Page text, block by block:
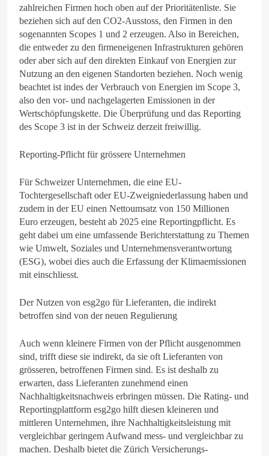
zahlreichen Firmen hoch oben auf der Prioritätenliste. Sie
beziehen sich auf den CO2-Ausstoss, den Firmen in den
sogenannten Scopes 1 und 2 erzeugen. Also in Bereichen,
die entweder zu den firmeneigenen Infrastrukturen gehören
oder aber sich auf den direkten Einkauf von Energien zur
Nutzung an den eigenen Standorten beziehen. Noch wenig
beachtet ist indes der Verbrauch von Energien im Scope 3,
also den vor- und nachgelagerten Emissionen in der
Wertschöpfungskette. Die Überprüfung und das Reporting
des Scope 3 ist in der Schweiz derzeit freiwillig.
Reporting-Pflicht für grössere Unternehmen
Für Schweizer Unternehmen, die eine EU-
Tochtergesellschaft oder EU-Zweigniederlassung haben und
zudem in der EU einen Nettoumsatz von 150 Millionen
Euro erzeugen, besteht ab 2025 eine Reportingpflicht. Es
geht dabei um eine umfassende Berichterstattung zu Themen
wie Umwelt, Soziales und Unternehmensverantwortung
(ESG), wobei dies auch die Erfassung der Klimaemissionen
mit einschliesst.
Der Nutzen von esg2go für Lieferanten, die indirekt
betroffen sind von der neuen Regulierung
Auch wenn kleinere Firmen von der Pflicht ausgenommen
sind, trifft diese sie indirekt, da sie oft Lieferanten von
grösseren, betroffenen Firmen sind. Es ist deshalb zu
erwarten, dass Lieferanten zunehmend einen
Nachhaltigkeitsnachweis erbringen müssen. Die Rating- und
Reportingplattform esg2go hilft diesen kleineren und
mittleren Unternehmen, ihre Nachhaltigkeitsleistung mit
vergleichbar geringem Aufwand mess- und vergleichbar zu
machen. Deshalb bietet die Zürich Versicherungs-